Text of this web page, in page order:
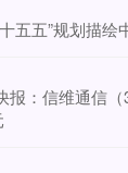
五五”规划描绘
报：信维通信